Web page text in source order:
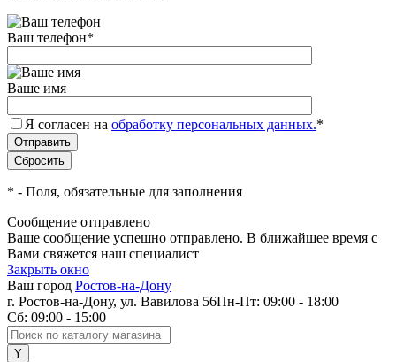
Ваш телефон*
Ваше имя
Я согласен на обработку персональных данных.*
* - Поля, обязательные для заполнения
Сообщение отправлено
Ваше сообщение успешно отправлено. В ближайшее время с
Вами свяжется наш специалист
Закрыть окно
Ваш город Ростов-на-Дону
г. Ростов-на-Дону, ул. Вавилова 56Пн-Пт: 09:00 - 18:00
Сб: 09:00 - 15:00